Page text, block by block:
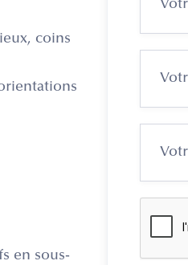
coins
en sous-